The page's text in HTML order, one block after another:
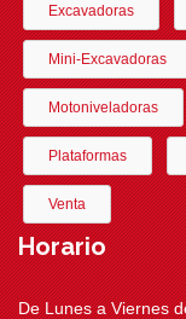
Excavadoras
Mini-Excavadoras
Motoniveladoras
Plataformas
Venta
Horario
De Lunes a Viernes